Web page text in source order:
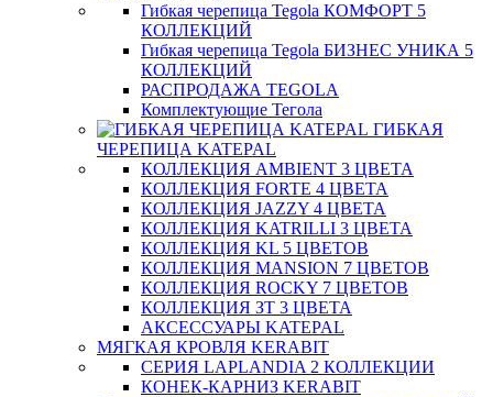
Гибкая черепица Tegola КОМФОРТ 5
КОЛЛЕКЦИЙ
Гибкая черепица Tegola БИЗНЕС УНИКА 5
КОЛЛЕКЦИЙ
РАСПРОДАЖА TEGOLA
Комплектующие Тегола
ГИБКАЯ
ЧЕРЕПИЦА KATEPAL
КОЛЛЕКЦИЯ AMBIENT 3 ЦВЕТА
КОЛЛЕКЦИЯ FORTE 4 ЦВЕТА
КОЛЛЕКЦИЯ JAZZY 4 ЦВЕТА
КОЛЛЕКЦИЯ KATRILLI 3 ЦВЕТА
КОЛЛЕКЦИЯ KL 5 ЦВЕТОВ
КОЛЛЕКЦИЯ MANSION 7 ЦВЕТОВ
КОЛЛЕКЦИЯ ROCKY 7 ЦВЕТОВ
КОЛЛЕКЦИЯ ЗТ 3 ЦВЕТА
АКСЕССУАРЫ KATEPAL
МЯГКАЯ КРОВЛЯ KERABIT
СЕРИЯ LAPLANDIA 2 КОЛЛЕКЦИИ
КОНЕК-КАРНИЗ KERABIT